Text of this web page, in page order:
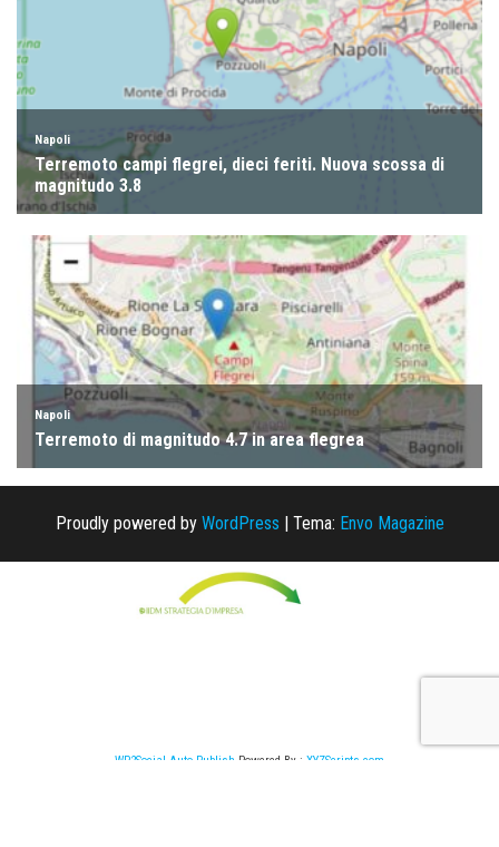
Proudly powered by WordPress Tema: Envo Magazine
WP2Social Auto Publish Powered By : XYZScripts.com